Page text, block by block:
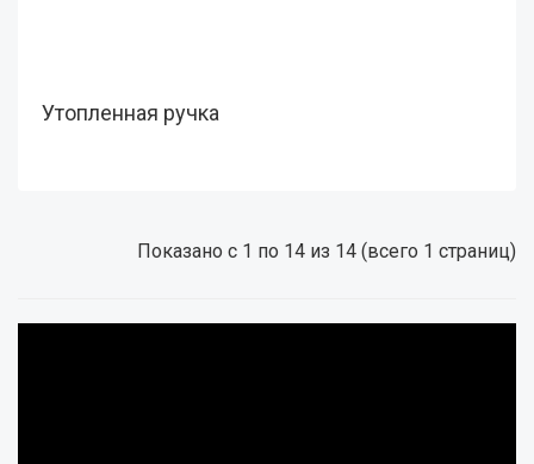
Утопленная ручка
Показано с 1 по 14 из 14 (всего 1 страниц)